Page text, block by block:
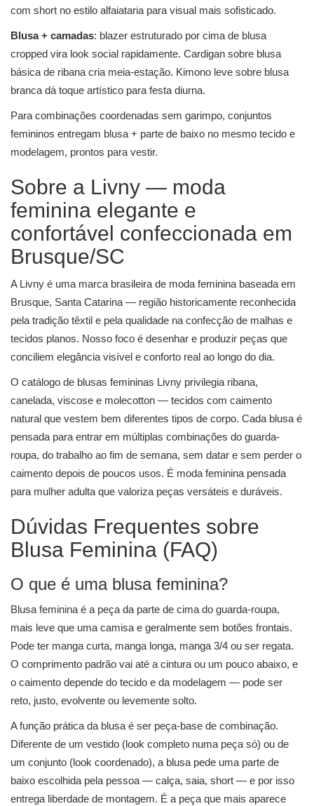
com short no estilo alfaiataria para visual mais sofisticado.
Blusa + camadas: blazer estruturado por cima de blusa
cropped vira look social rapidamente. Cardigan sobre blusa
básica de ribana cria meia-estação. Kimono leve sobre blusa
branca dá toque artístico para festa diurna.
Para combinações coordenadas sem garimpo, conjuntos
femininos entregam blusa + parte de baixo no mesmo tecido e
modelagem, prontos para vestir.
Sobre a Livny — moda
feminina elegante e
confortável confeccionada em
Brusque/SC
A Livny é uma marca brasileira de moda feminina baseada em
Brusque, Santa Catarina — região historicamente reconhecida
pela tradição têxtil e pela qualidade na confecção de malhas e
tecidos planos. Nosso foco é desenhar e produzir peças que
conciliem elegância visível e conforto real ao longo do dia.
O catálogo de blusas femininas Livny privilegia ribana,
canelada, viscose e molecotton — tecidos com caimento
natural que vestem bem diferentes tipos de corpo. Cada blusa é
pensada para entrar em múltiplas combinações do guarda-
roupa, do trabalho ao fim de semana, sem datar e sem perder o
caimento depois de poucos usos. É moda feminina pensada
para mulher adulta que valoriza peças versáteis e duráveis.
Dúvidas Frequentes sobre
Blusa Feminina (FAQ)
O que é uma blusa feminina?
Blusa feminina é a peça da parte de cima do guarda-roupa,
mais leve que uma camisa e geralmente sem botões frontais.
Pode ter manga curta, manga longa, manga 3/4 ou ser regata.
O comprimento padrão vai até a cintura ou um pouco abaixo, e
o caimento depende do tecido e da modelagem — pode ser
reto, justo, evolvente ou levemente solto.
A função prática da blusa é ser peça-base de combinação.
Diferente de um vestido (look completo numa peça só) ou de
um conjunto (look coordenado), a blusa pede uma parte de
baixo escolhida pela pessoa — calça, saia, short — e por isso
entrega liberdade de montagem. É a peça que mais aparece